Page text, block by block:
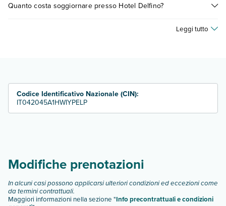
pagamento, tra cui: babysitter, seggiolone, scaldabiberon,
Info e
Quanto costa soggiornare presso Hotel Delfino?
(per es. date, condizioni dell'hotel, ecc). Per consultare i
Leggi tutto
Codice Identificativo Nazionale (CIN):
IT042045A1HWIYPELP
Modifiche prenotazioni
In alcuni casi possono applicarsi ulteriori condizioni ed eccezioni come
da termini contrattuali.
Maggiori informazioni nella sezione "Info precontrattuali e condizioni